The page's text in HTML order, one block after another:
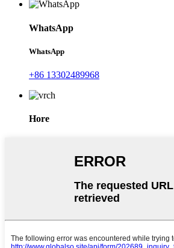
WhatsApp
WhatsApp
+86 13302489968
Hore